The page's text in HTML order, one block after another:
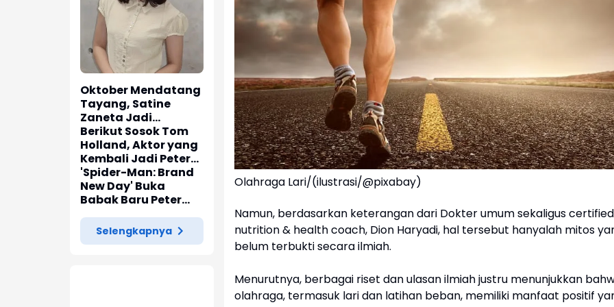
Oktober Mendatang
Tayang, Satine
Zaneta Jadi
Pemeran Utama Film
Siti Si Vampir
Berikut Sosok Tom
Holland, Aktor yang
Kembali Jadi Peter
Parker di 'Spider-
Man: Brand New Day'
'Spider-Man: Brand
New Day' Buka
Babak Baru Peter
Parker di Marvel
Cinematic Universe
Selengkapnya
Olahraga Lari/(ilustrasi/@pixabay)
Namun, berdasarkan keterangan dari Dokter umum sekaligus certified
nutrition & health coach, Dion Haryadi, hal tersebut hanyalah mitos
belum terbukti secara ilmiah.
Menurutnya, berbagai riset dan ulasan ilmiah justru menunjukkan
olahraga, termasuk lari dan latihan beban, memiliki manfaat positif